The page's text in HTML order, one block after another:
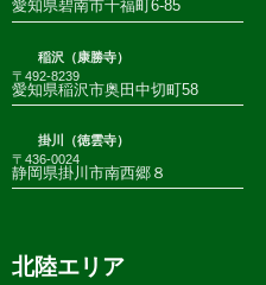
愛知県碧南市千福町6-85
稲沢（康勝寺）
〒492-8239
愛知県稲沢市奥田中切町58
掛川（徳雲寺）
〒436-0024
静岡県掛川市南西郷８
北陸エリア